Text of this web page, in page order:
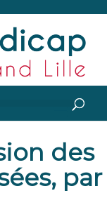
des
par